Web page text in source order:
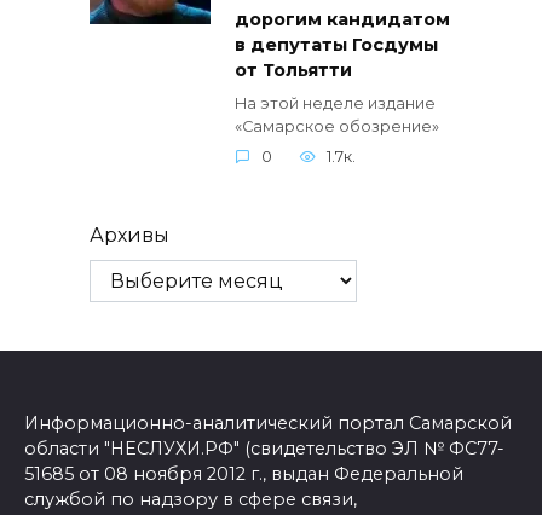
дорогим кандидатом
в депутаты Госдумы
от Тольятти
На этой неделе издание
«Самарское обозрение»
0
1.7к.
Архивы
Информационно-аналитический портал Самарской
области "НЕСЛУХИ.РФ" (свидетельство ЭЛ № ФС77-
51685 от 08 ноября 2012 г., выдан Федеральной
службой по надзору в сфере связи,